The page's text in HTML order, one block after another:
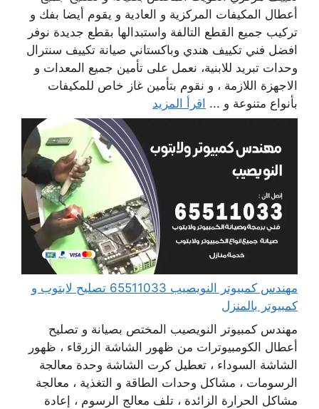
أعطال المكيفات المركزية و العادية و يقوم أيضا بفك و
تركيب جميع القطع التالفة واستبدالها بقطع جديدة نوفر
افضل فني تكييف هندي وباكستاني صيانة تكييف سنترال
وحدات تبريد للابنية، نعمل على تأمين جميع المعدات و
الاجهزة اللازمة ، و نقوم بتأمين غاز خاص للمكيفات
بأنواع متنوعة و ... اقرأ المزيد
مهندس كمبيوتر النويصيب 65511033 تصليح لابتوب و
كمبيوتر بالمنزل
مهندس كمبيوتر النويصيب المختص بصيانة و تصليح
أعطال الكومبيوترات من ظهور الشاشة الزرقاء ، ظهور
الشاشة السوداء ، تعطيل كرت الشاشة وحدة معالجة
الرسومات ، مشاكل وحدات الطاقة و التغذية ، معالجة
مشاكل الحرارة الزائدة ، تلف معالج الرسوم ، إعادة